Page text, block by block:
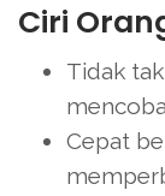
Ciri
Tidak
Cepat